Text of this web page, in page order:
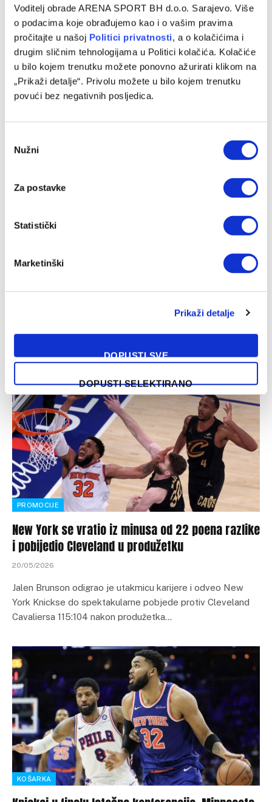
Voditelj obrade ARENA SPORT BH d.o.o. Sarajevo. Više
o podacima koje obrađujemo kao i o vašim pravima
pročitajte u našoj Politici privatnosti, a o kolačićima i
drugim sličnim tehnologijama u Politici kolačića. Kolačiće
u bilo kojem trenutku možete ponovno ažurirati klikom na
„Prikaži detalje“. Privolu možete u bilo kojem trenutku
povući bez negativnih posljedica.
Selection
Nužni
Za postavke
Statistički
Marketinški
Prikaži detalje
DOPUSTI SVE
DOPUSTI SELEKTIRANO
Košarkaši New York Knicksa napravili su još jedan veliki
korak ka plasmanu u veliko NBA finale nakon što su
savladali…
KOŠARKA
Hart odigrao play-off utakmicu karijere i odveo
Knickse do novog trijumfa
22/05/2026
Josh Hart odigrao je utakmicu karijere u play-offu s 26
PROMOCIJE
New York se vratio iz minusa od 22 poena razlike
i pobijedio Cleveland u produžetku
20/05/2026
Jalen Brunson odigrao je utakmicu karijere i odveo New
York Knickse do spektakularne pobjede protiv Cleveland
Cavaliersa 115:104 nakon produžetka…
KOŠARKA